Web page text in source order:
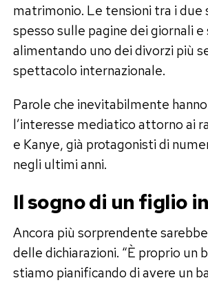
matrimonio. Le tensioni tra i due
spesso sulle pagine dei giornali e
alimentando uno dei divorzi più
spettacolo internazionale.
Parole che inevitabilmente
l’interesse mediatico attorno ai
e Kanye, già protagonisti di
negli ultimi anni.
Il sogno di un figlio
Ancora più sorprendente
delle dichiarazioni. “È proprio un
stiamo pianificando di avere un